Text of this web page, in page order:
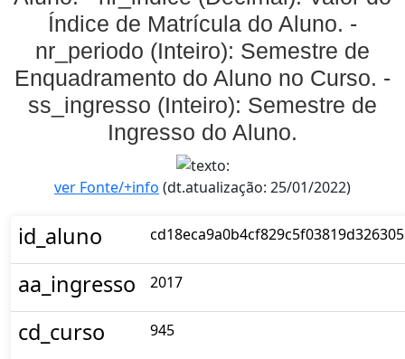
Índice de Matrícula do Aluno. -
nr_periodo (Inteiro): Semestre de
Enquadramento do Aluno no Curso. -
ss_ingresso (Inteiro): Semestre de
Ingresso do Aluno.
ver Fonte/+info (dt.atualização: 25/01/2022)
id_aluno cd18eca9a0b4cf829c5f03819d326305
aa_ingresso 2017
cd_curso 945